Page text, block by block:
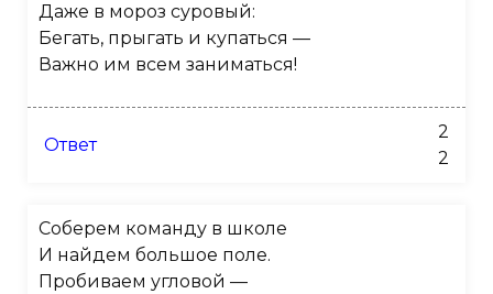
Даже в мороз суровый:
Бегать, прыгать и купаться —
Важно им всем заниматься!
Ответ
2
2
Соберем команду в школе
И найдем большое поле.
Пробиваем угловой —